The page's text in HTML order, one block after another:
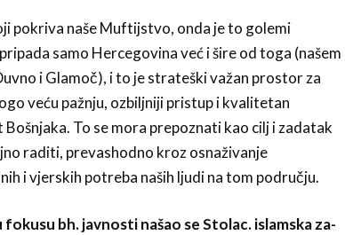
pokriva naše Muftijstvo, onda je to golemi
samo Hercegovina već i šire od toga (našem
i Glamoč), i to je strateški važan prostor za
veću pažnju, ozbiljniji pristup i kvalitetan
To se mora prepoznati kao cilj i zadatak
raditi, prevashodno kroz osnaživanje
i vjerskih potreba naših ljudi na tom području.
fokusu bh. javnosti našao se Stolac. islamska za­